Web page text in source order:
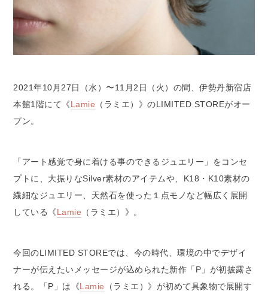
2021年10月27日（水）〜11月2日（火）の間、伊勢丹新宿店
本館1階にて《Lamie （ラミエ）》のLIMITED STOREがオー
プン。
「アート感覚で身に着ける事のできるジュエリー」をコンセ
プトに、大振りなSilver素材のアイテムや、K18・K10素材の
繊細なジュエリー、天然石を使った１点モノなど幅広く展開
している《Lamie （ラミエ）》。
今回のLIMITED STOREでは、今の時代、環境の中でデザイ
ナーが伝えたいメッセージが込められた新作「P」が初披露さ
れる。「P」は《Lamie
（ラミエ）》が初めて具象物で展開す